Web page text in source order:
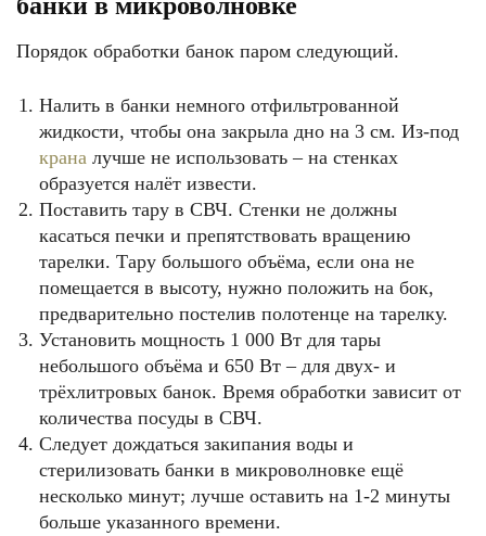
Порядок обработки банок паром следующий.
Налить в банки немного отфильтрованной
жидкости, чтобы она закрыла дно на 3 см. Из-под
крана лучше не использовать – на стенках
образуется налёт извести.
Поставить тару в СВЧ. Стенки не должны
касаться печки и препятствовать вращению
тарелки. Тару большого объёма, если она не
помещается в высоту, нужно положить на бок,
предварительно постелив полотенце на тарелку.
Установить мощность 1 000 Вт для тары
небольшого объёма и 650 Вт – для двух- и
трёхлитровых банок. Время обработки зависит от
количества посуды в СВЧ.
Следует дождаться закипания воды и
стерилизовать банки в микроволновке ещё
несколько минут; лучше оставить на 1-2 минуты
больше указанного времени.